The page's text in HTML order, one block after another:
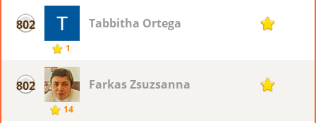
802
1
Tabbitha Ortega 1
802
14
Farkas Zsuzsanna 1